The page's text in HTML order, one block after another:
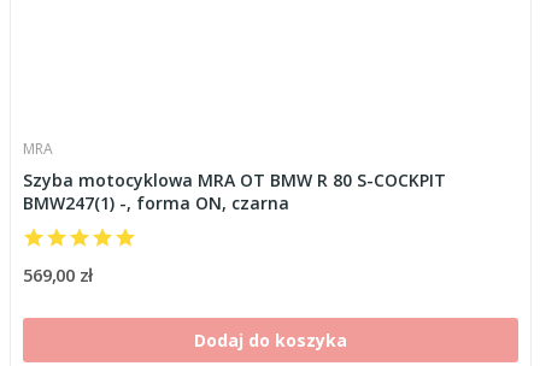
MRA
Szyba motocyklowa MRA OT BMW R 80 S-COCKPIT
BMW247(1) -, forma ON, czarna
569,00 zł
Dodaj do koszyka